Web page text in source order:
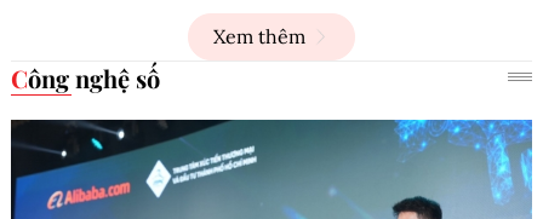
Xem thêm
Công nghệ số